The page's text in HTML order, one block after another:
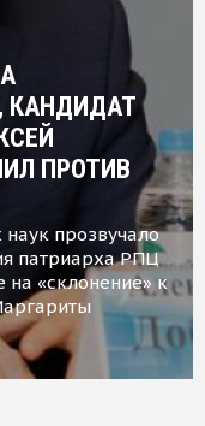
КАНДИДАТ
ПРОТИВ
прозвучало
патриарха РПЦ
«склонение» к